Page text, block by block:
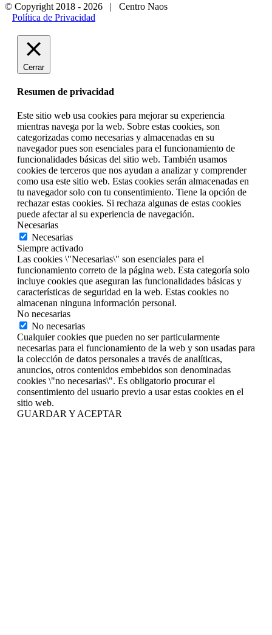
© Copyright 2018 - 2026 | Centro Naos
Política de Privacidad
Cerrar
Resumen de privacidad
Este sitio web usa cookies para mejorar su experiencia
mientras navega por la web. Sobre estas cookies, son
categorizadas como necesarias y almacenadas en su
navegador pues son esenciales para el funcionamiento de
funcionalidades básicas del sitio web. También usamos
cookies de terceros que nos ayudan a analizar y comprender
como usa este sitio web. Estas cookies serán almacenadas en
tu navegador solo con tu consentimiento. Tiene la opción de
rechazar estas cookies. Si rechaza algunas de estas cookies
puede afectar al su experiencia de navegación.
Necesarias
Necesarias
Siempre activado
Las cookies \"Necesarias\" son esenciales para el
funcionamiento correto de la página web. Esta categoría solo
incluye cookies que aseguran las funcionalidades básicas y
características de seguridad en la web. Estas cookies no
almacenan ninguna información personal.
No necesarias
No necesarias
Cualquier cookies que pueden no ser particularmente
necesarias para el funcionamiento de la web y son usadas para
la colección de datos personales a través de analíticas,
anuncios, otros contenidos embebidos son denominadas
cookies \"no necesarias\". Es obligatorio procurar el
consentimiento del usuario previo a usar estas cookies en el
sitio web.
GUARDAR Y ACEPTAR